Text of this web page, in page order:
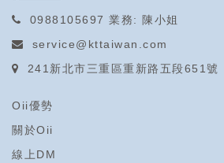
0988105697 業務: 陳小姐
service@kttaiwan.com
241新北市三重區重新路五段651號
Oii優勢
關於Oii
線上DM